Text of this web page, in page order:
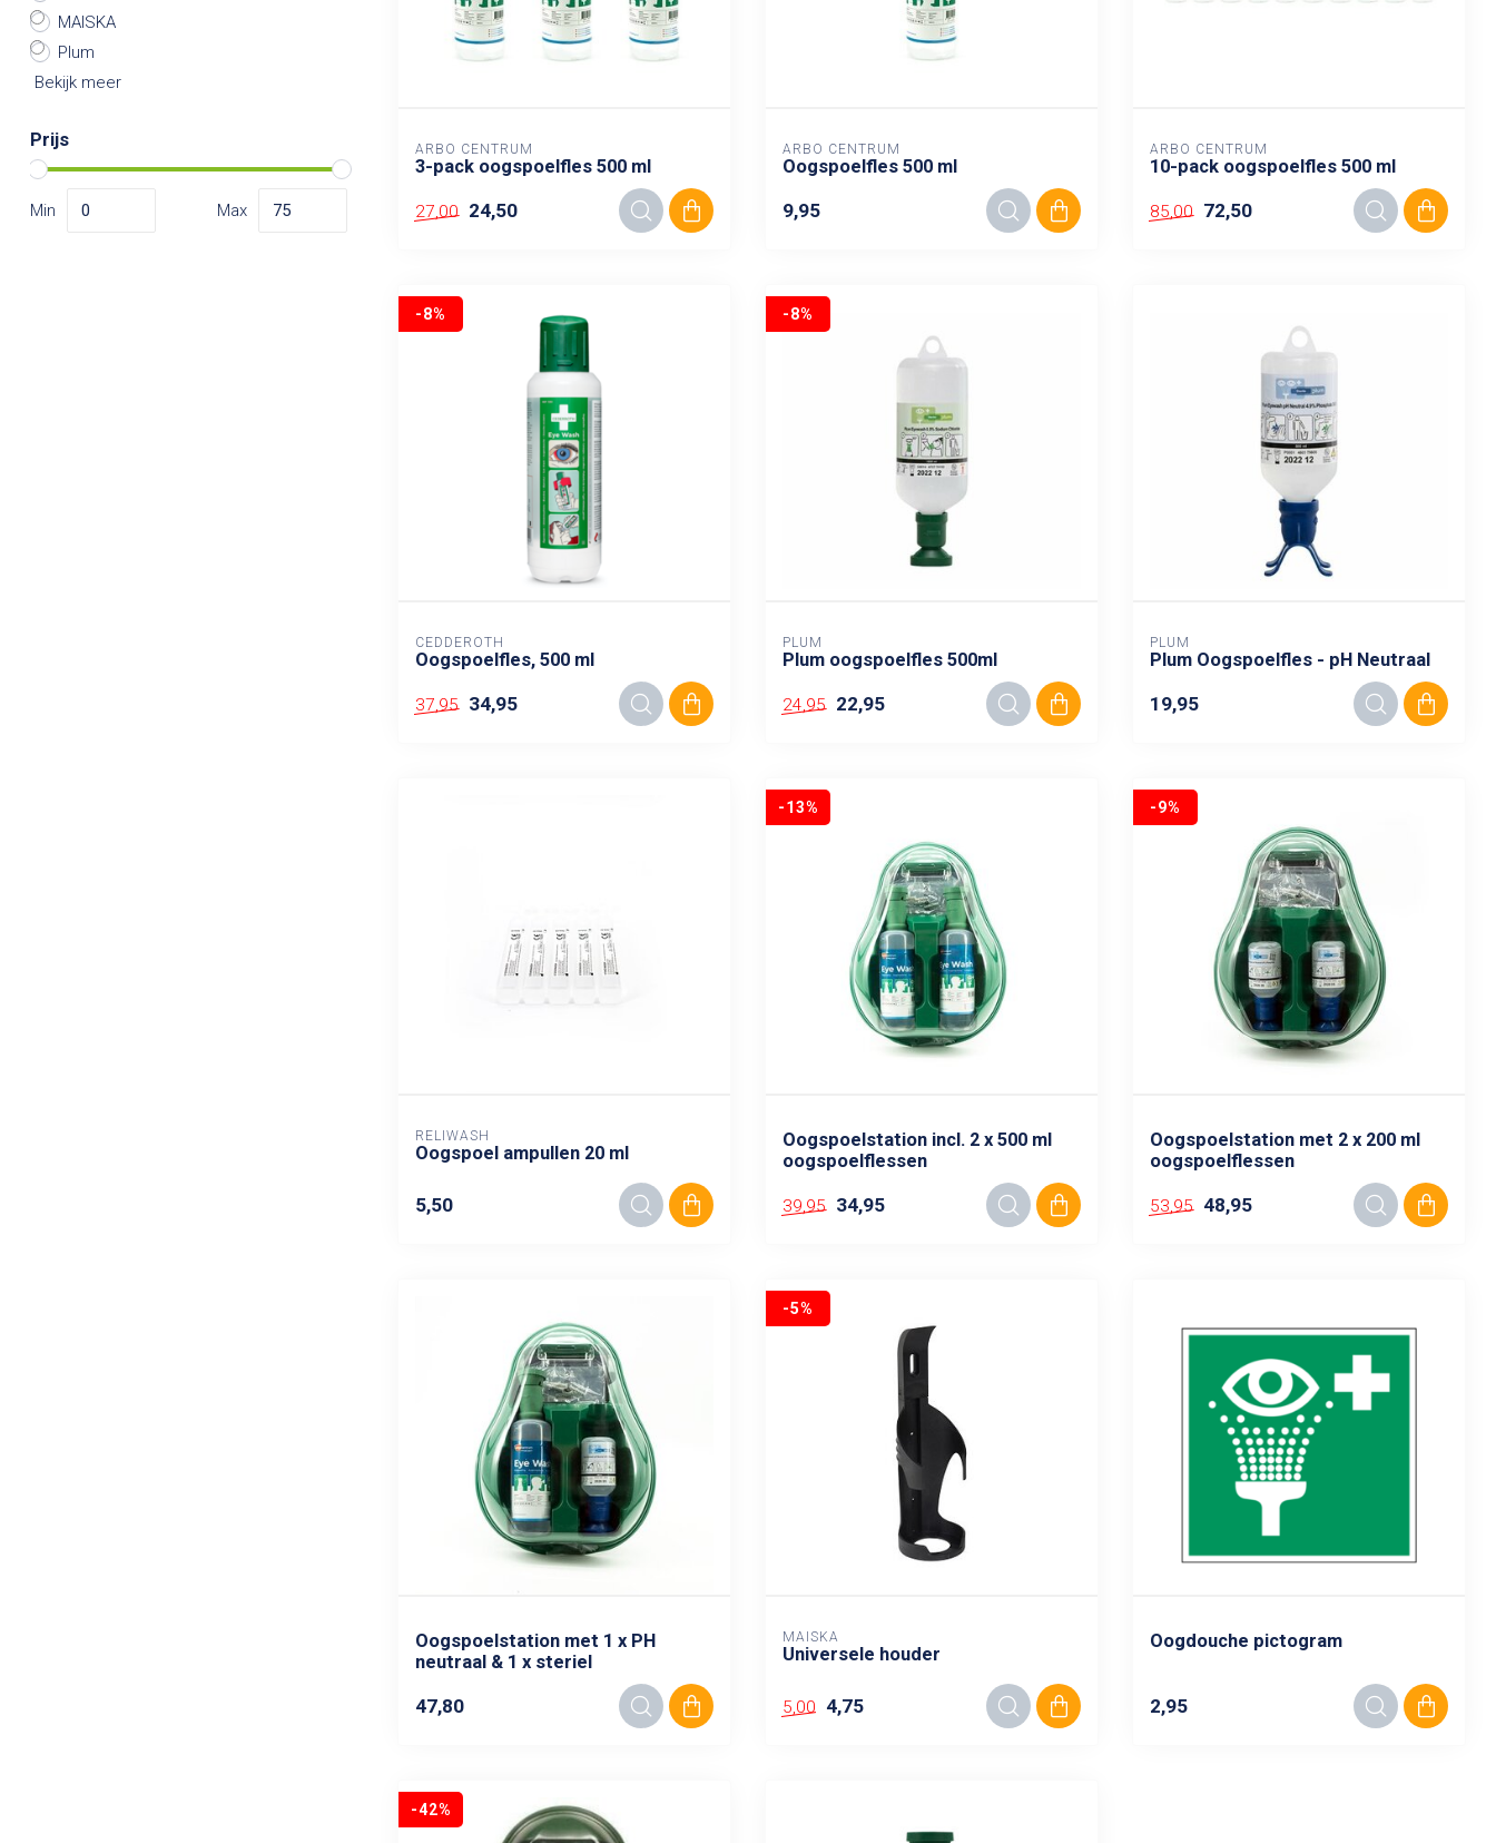
MAISKA
Plum
Bekijk meer
Prijs
Min Max
ARBO CENTRUM
3-pack oogspoelfles 500 ml
27,00 24,50
ARBO CENTRUM
Oogspoelfles 500 ml
9,95
ARBO CENTRUM
10-pack oogspoelfles 500 ml
85,00 72,50
-8%
CEDDEROTH
Oogspoelfles, 500 ml
37,95 34,95
-8%
PLUM
Plum oogspoelfles 500ml
24,95 22,95
PLUM
Plum Oogspoelfles - pH Neutraal
19,95
RELIWASH
Oogspoel ampullen 20 ml
5,50
-13%
Oogspoelstation incl. 2 x 500 ml
oogspoelflessen
39,95 34,95
-9%
Oogspoelstation met 2 x 200 ml
oogspoelflessen
53,95 48,95
Oogspoelstation met 1 x PH
neutraal & 1 x steriel
47,80
-5%
MAISKA
Universele houder
5,00 4,75
Oogdouche pictogram
2,95
-42%